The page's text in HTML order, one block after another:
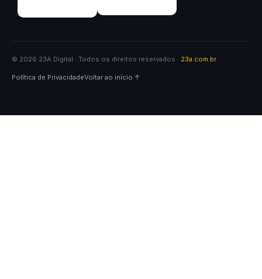
© 2026 23A Digital · Todos os direitos reservados · 23a.com.br
Política de PrivacidadeVoltar ao início ↑